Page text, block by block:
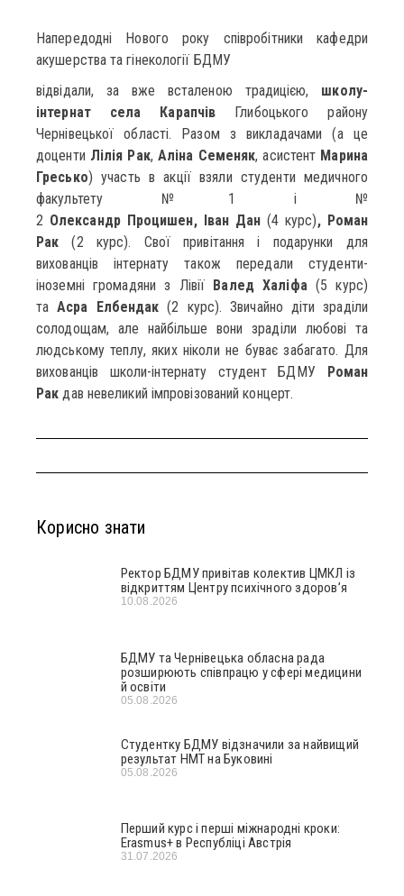
Напередодні Нового року співробітники кафедри
акушерства та гінекології БДМУ
відвідали, за вже всталеною традицією, школу-
інтернат села Карапчів Глибоцького району
Чернівецької області. Разом з викладачами (а це
доценти Лілія Рак, Аліна Семеняк, асистент Марина
Гресько) участь в акції взяли студенти медичного
факультету №1 і №
2 Олександр Процишен, Іван Дан (4 курс), Роман
Рак(2 курс).
Свої привітання і подарунки для
вихованців інтернату також передали студенти-
іноземні громадяни з Лівії Валед Халіфа(5 курс)
таАсра Елбендак (2 курс). Звичайно діти зраділи
солодощам, але найбільше вони зраділи любові та
людському теплу, яких ніколи не буває забагато. Для
вихованців школи-інтернату студент БДМУ Роман
Рак дав невеликий імпровізований концерт.
Корисно знати
Ректор БДМУ привітав колектив ЦМКЛ із
відкриттям Центру психічного здоров’я
10.08.2026
БДМУ та Чернівецька обласна рада
розширюють співпрацю у сфері медицини
й освіти
05.08.2026
Студентку БДМУ відзначили за найвищий
результат НМТ на Буковині
05.08.2026
Перший курс і перші міжнародні кроки:
Erasmus+ в Республіці Австрія
31.07.2026